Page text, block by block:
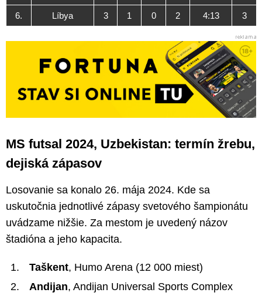
6. Líbya 3 1 0 2 4:13 3
MS futsal 2024, Uzbekistan: termín žrebu,
dejiská zápasov
Losovanie sa konalo 26. mája 2024. Kde sa
uskutočnia jednotlivé zápasy svetového šampionátu
uvádzame nižšie. Za mestom je uvedený názov
štadióna a jeho kapacita.
Taškent, Humo Arena (12 000 miest)
Andijan, Andijan Universal Sports Complex